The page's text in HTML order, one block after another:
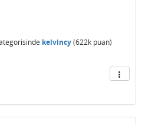
kelvincy(622k puan)